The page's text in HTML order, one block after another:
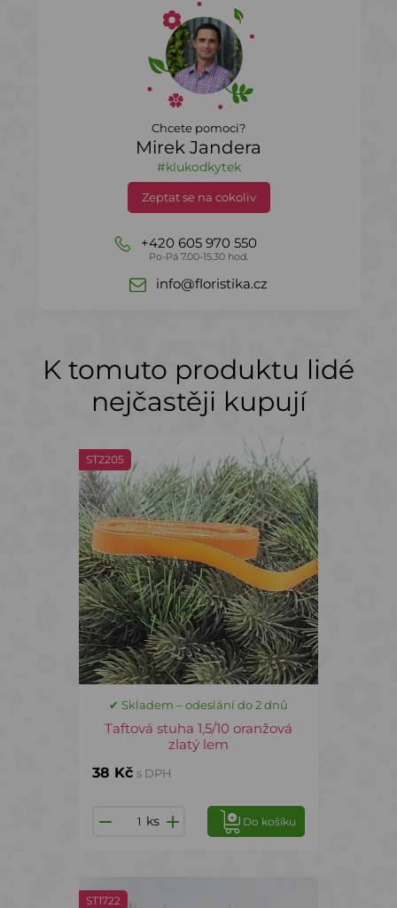
Chcete pomoci?
Mirek Jandera
#klukodkytek
Zeptat se na cokoliv
+420 605 970 550
Po-Pá 7.00-15.30 hod.
info@floristika.cz
K tomuto produktu lidé
nejčastěji kupují
ST2205
✔ Skladem – odeslání do 2 dnů
Taftová stuha 1,5/10 oranžová
zlatý lem
38 Kč s DPH
ks Do košíku
ST1722